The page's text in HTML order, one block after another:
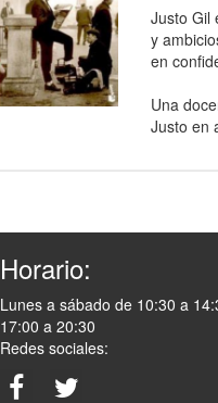
Justo Gil
y
en
Una
Justo en
Horario:
Lunes a sábado de 10:30 a
17:00 a 20:30
Redes sociales: